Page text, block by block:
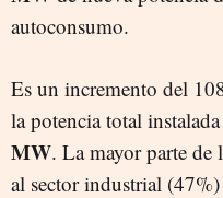
autoconsumo.
Es un incremento del
la potencia total
MW. La mayor parte de
al sector industrial